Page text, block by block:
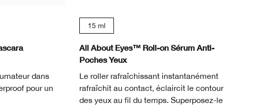
dans
pour un
15 ml
All About Eyes™ Roll-on Sérum Anti-
Poches Yeux
Le roller rafraîchissant instantanément
rafraîchit au contact, éclaircit le contour
des yeux au fil du temps. Superposez-le